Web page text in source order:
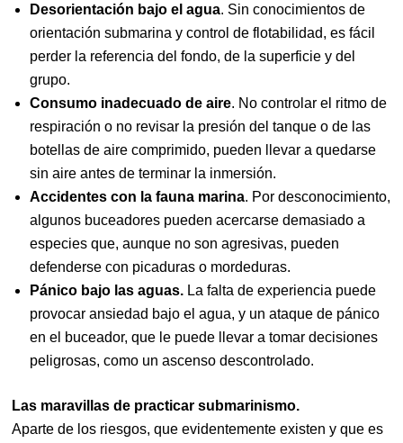
Desorientación bajo el agua. Sin conocimientos de
orientación submarina y control de flotabilidad, es fácil
perder la referencia del fondo, de la superficie y del
grupo.
Consumo inadecuado de aire. No controlar el ritmo de
respiración o no revisar la presión del tanque o de las
botellas de aire comprimido, pueden llevar a quedarse
sin aire antes de terminar la inmersión.
Accidentes con la fauna marina. Por desconocimiento,
algunos buceadores pueden acercarse demasiado a
especies que, aunque no son agresivas, pueden
defenderse con picaduras o mordeduras.
Pánico bajo las aguas. La falta de experiencia puede
provocar ansiedad bajo el agua, y un ataque de pánico
en el buceador, que le puede llevar a tomar decisiones
peligrosas, como un ascenso descontrolado.
Las maravillas de practicar submarinismo.
Aparte de los riesgos, que evidentemente existen y que es